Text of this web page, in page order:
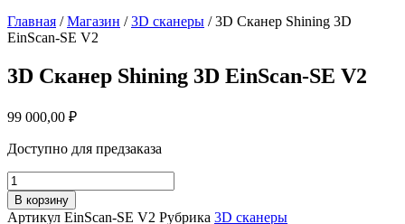
Главная /Магазин /3D сканеры / 3D Сканер Shining 3D
EinScan-SE V2
3D Сканер Shining 3D EinScan-SE V2
99 000,00 ₽
Доступно для предзаказа
Количество
товара
3D
В корзину
Артикул EinScan-SE V2 Рубрика 3D сканеры